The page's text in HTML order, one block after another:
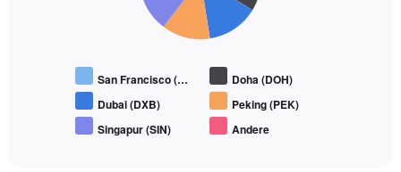
San Francisco (…
Doha (DOH)
Dubai (DXB)
Peking (PEK)
Singapur (SIN)
Andere